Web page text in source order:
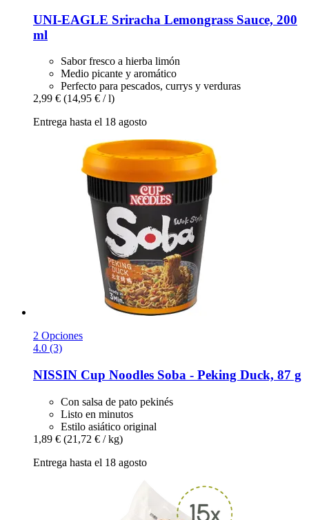
UNI-EAGLE Sriracha Lemongrass Sauce, 200
ml
Sabor fresco a hierba limón
Medio picante y aromático
Perfecto para pescados, currys y verduras
2,99 € (14,95 € / l)
Entrega hasta el 18 agosto
2 Opciones
4.0 (3)
NISSIN Cup Noodles Soba -​ Peking Duck, 87 g
Con salsa de pato pekinés
Listo en minutos
Estilo asiático original
1,89 € (21,72 € / kg)
Entrega hasta el 18 agosto